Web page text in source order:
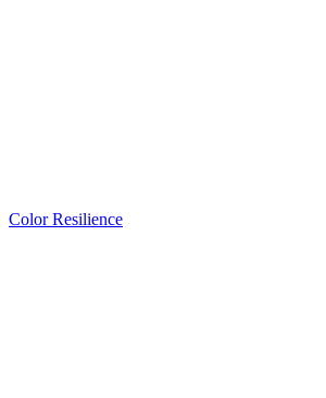
Color Resilience